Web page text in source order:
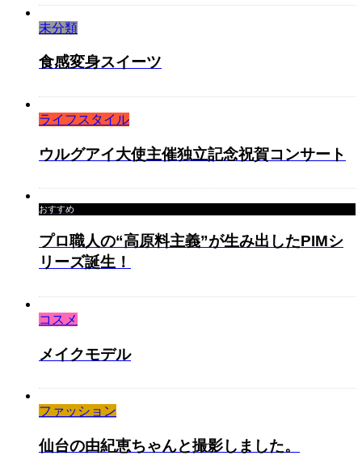
未分類
食感変身スイーツ
ライフスタイル
ウルグアイ大使主催独立記念祝賀コンサート
おすすめ
プロ職人の“高原料主義”が生み出したPIMシ
リーズ誕生！
コスメ
メイクモデル
ファッション
仙台の由紀恵ちゃんと撮影しました。